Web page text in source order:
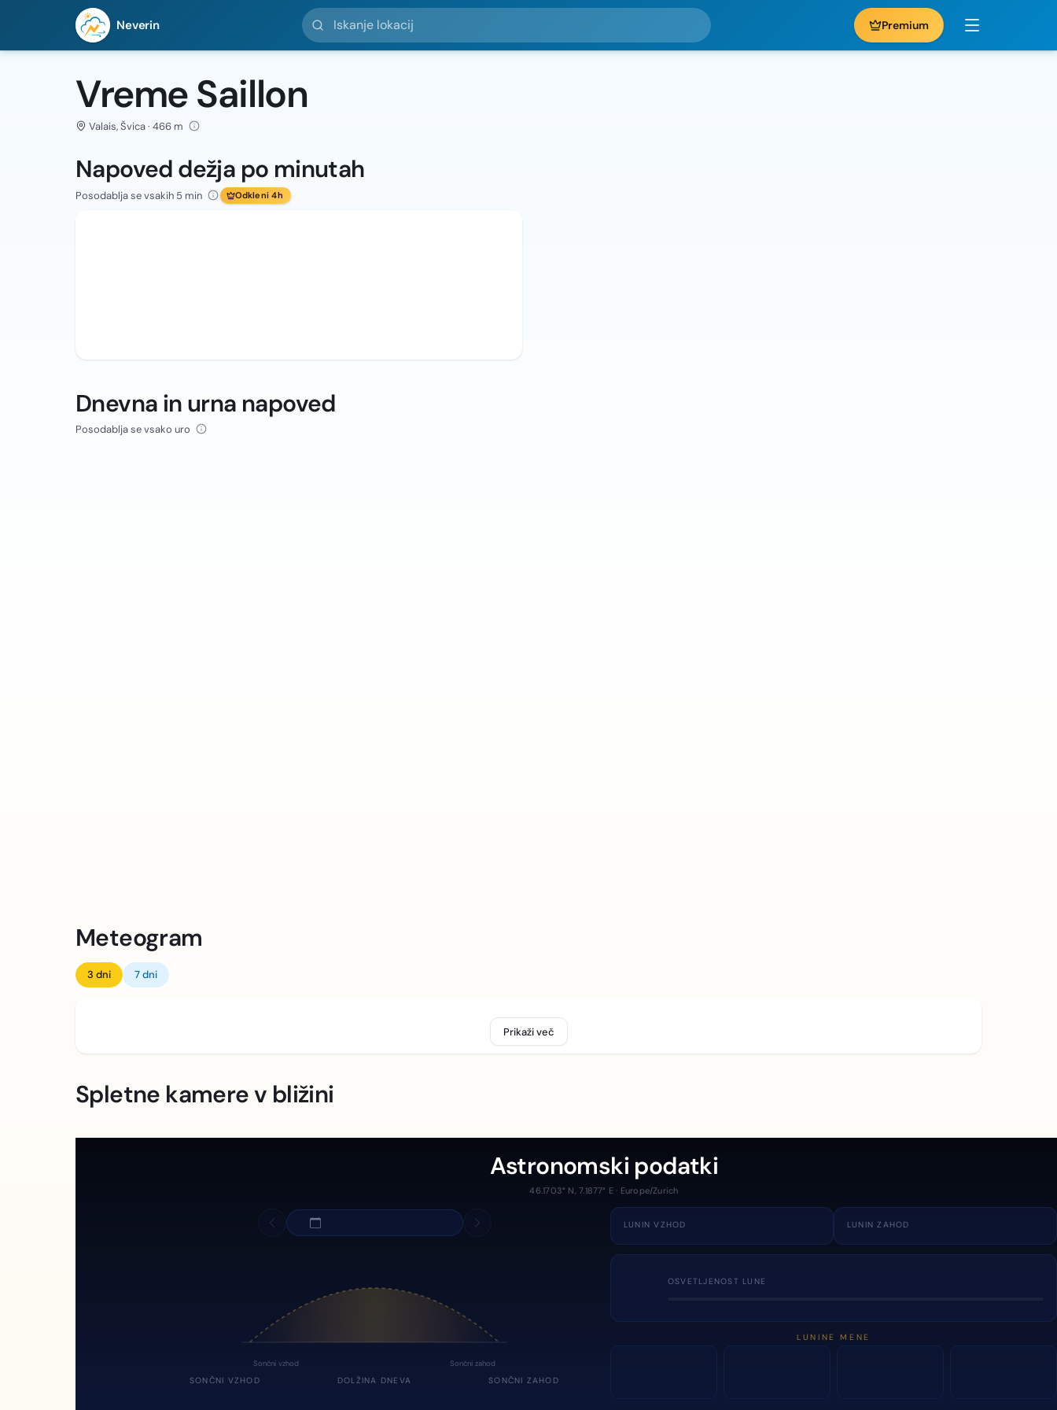
Neverin
Iskanje lokacij
Premium
Vreme Saillon
Valais, Švica · 466 m
Napoved dežja po minutah
Posodablja se vsakih 5 min Odkleni 4h
Dnevna in urna napoved
Posodablja se vsako uro
Meteogram
3 dni 7 dni
Prikaži več
Spletne kamere v bližini
Astronomski podatki
46.1703° N, 7.1877° E · Europe/Zurich
Sončni vzhod Sončni zahod
SONČNI VZHOD DOLŽINA DNEVA SONČNI ZAHOD
LUNIN VZHOD LUNIN ZAHOD
OSVETLJENOST LUNE
LUNINE MENE